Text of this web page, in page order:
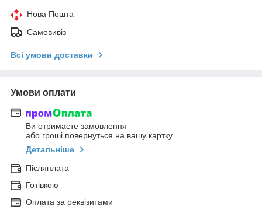
Нова Пошта
Самовивіз
Всі умови доставки
Умови оплати
Ви отримаєте замовлення
або гроші повернуться на вашу картку
Детальніше
Післяплата
Готівкою
Оплата за реквізитами